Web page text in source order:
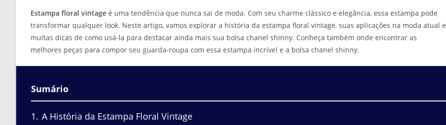
Estampa floral vintage é uma tendência que nunca sai de moda. Com seu charme clássico e elegância, essa estampa pode
transformar qualquer look. Neste artigo, vamos explorar a história da estampa floral vintage, suas aplicações na moda atual e
muitas dicas de como usá-la para destacar ainda mais sua bolsa chanel shinny. Conheça também onde encontrar as
melhores peças para compor seu guarda-roupa com essa estampa incrível e a bolsa chanel shinny.
Sumário
1
A História da Estampa Floral Vintage